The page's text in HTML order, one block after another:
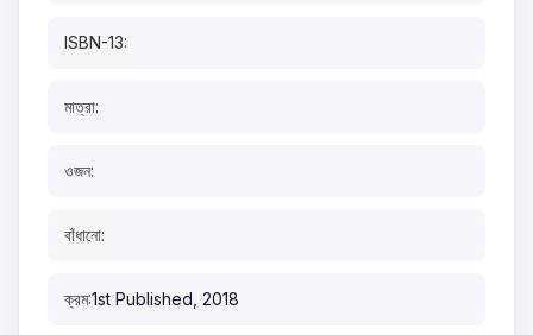
ISBN-13:
মাত্রা:
ওজন:
বাঁধানো:
ক্রম:1st Published, 2018